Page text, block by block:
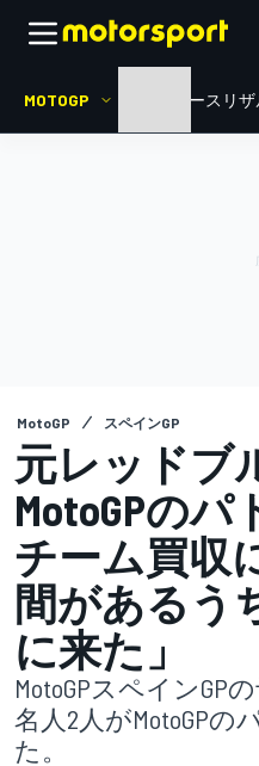
MOTOGP ニュース リ
MotoGP スペインGP
元レッドブ
MotoGPの
チーム買収
間があるう
に来た」
MotoGPスペインGP
名人2人がMotoGPの
た。